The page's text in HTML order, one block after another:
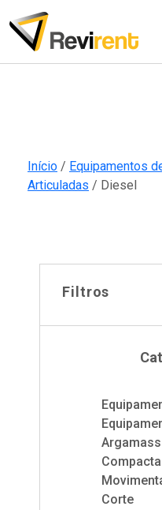
Início / Equipamentos
Articuladas / Diesel
Filtros
Corte